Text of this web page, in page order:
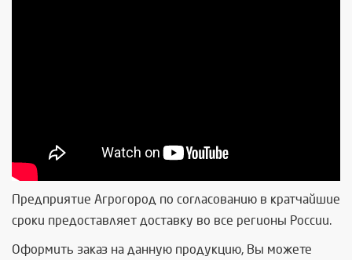
Предприятие Агрогород по согласованию в кратчайшие
сроки предоставляет доставку во все регионы России.
Оформить заказ на данную продукцию, Вы можете